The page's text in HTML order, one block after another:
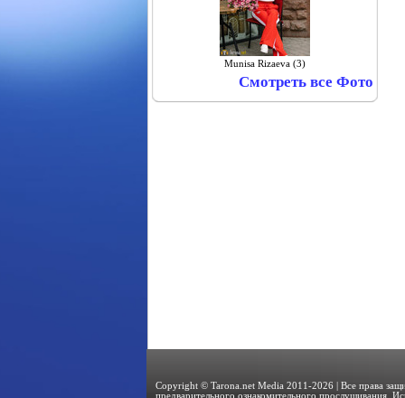
Munisa Rizaeva (3)
Смотреть все Фото
Copyright © Tarona.net Media 2011-2026 | Все права
предварительного ознакомительного прослушивания.